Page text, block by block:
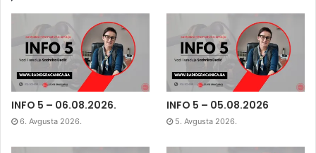
INFO 5 – 06.08.2026.
6. Avgusta 2026.
INFO 5 – 05.08.2026
5. Avgusta 2026.